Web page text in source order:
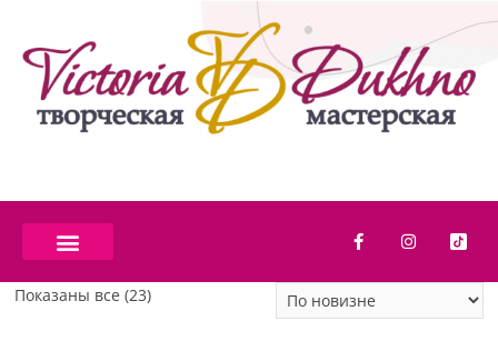
Показаны все (23)